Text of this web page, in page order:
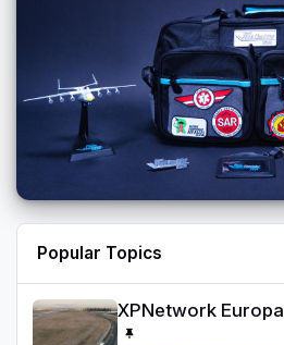
Popular Topics
XPNetwork Europa